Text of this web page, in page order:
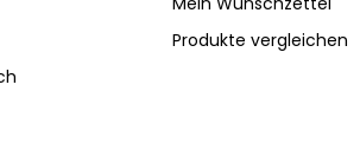
Produkte vergleichen